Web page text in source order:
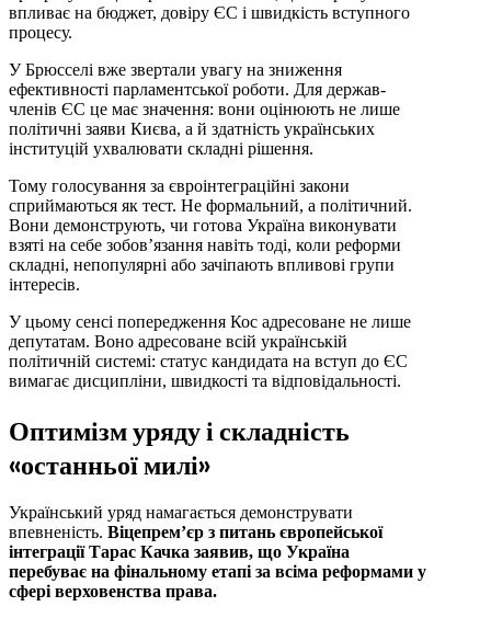
впливає на бюджет, довіру ЄС і швидкість вступного
процесу.
У Брюсселі вже звертали увагу на зниження
ефективності парламентської роботи. Для держав-
членів ЄС це має значення: вони оцінюють не лише
політичні заяви Києва, а й здатність українських
інституцій ухвалювати складні рішення.
Тому голосування за євроінтеграційні закони
сприймаються як тест. Не формальний, а політичний.
Вони демонструють, чи готова Україна виконувати
взяті на себе зобов’язання навіть тоді, коли реформи
складні, непопулярні або зачіпають впливові групи
інтересів.
У цьому сенсі попередження Кос адресоване не лише
депутатам. Воно адресоване всій українській
політичній системі: статус кандидата на вступ до ЄС
вимагає дисципліни, швидкості та відповідальності.
Оптимізм уряду і складність
«останньої милі»
Український уряд намагається демонструвати
впевненість. Віцепрем’єр з питань європейської
інтеграції Тарас Качка заявив, що Україна
перебуває на фінальному етапі за всіма реформами у
сфері верховенства права.